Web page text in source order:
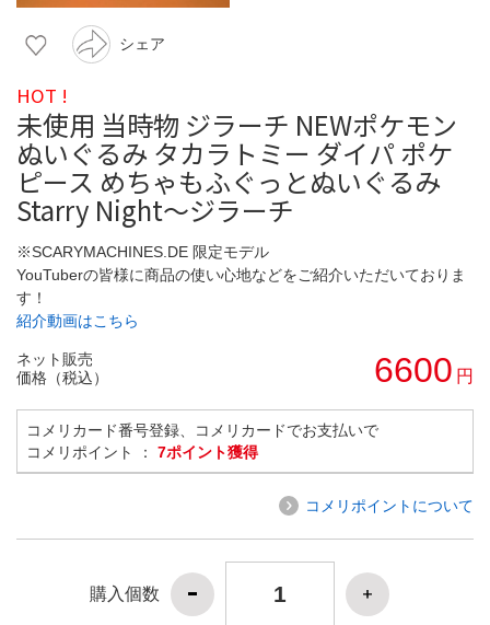
シェア
HOT !
未使用 当時物 ジラーチ NEWポケモン
ぬいぐるみ タカラトミー ダイパ ポケ
ピース めちゃもふぐっとぬいぐるみ
Starry Night～ジラーチ
※SCARYMACHINES.DE 限定モデル
YouTuberの皆様に商品の使い心地などをご紹介いただいておりま
す！
紹介動画はこちら
ネット販売
価格（税込）
6600 円
コメリカード番号登録、コメリカードでお支払いで
コメリポイント ： 7ポイント獲得
コメリポイントについて
購入個数